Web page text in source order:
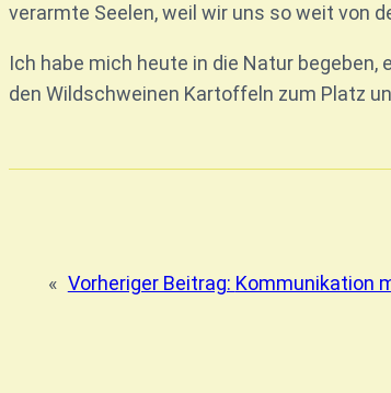
verarmte Seelen, weil wir uns so weit von
Ich habe mich heute in die Natur begeben,
den Wildschweinen Kartoffeln zum Platz
« Vorheriger Beitrag: Kommunikation